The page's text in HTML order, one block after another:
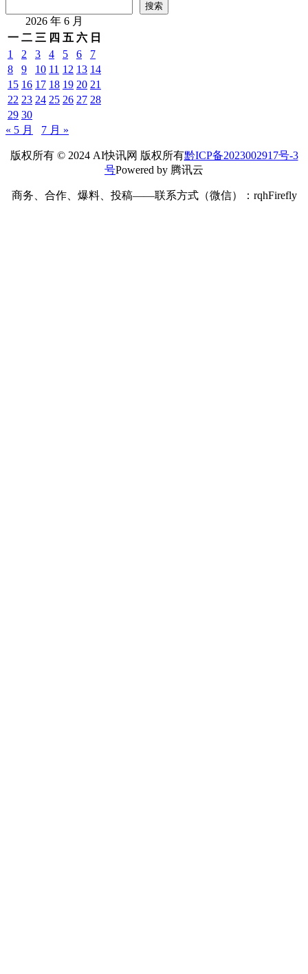
搜索
2026 年 6 月
一 二 三 四 五 六 日
1
2 3 4 5 6
7
8
9 10 11 12 13 14
15 16 17 18 19 20 21
22 23 24 25 26 27 28
29 30
« 5 月
7 月 »
版权所有 © 2024 AI快讯网 版权所有黔ICP备2023002917号-3
号Powered by 腾讯云
商务、合作、爆料、投稿——联系方式（微信）：rqhFirefly